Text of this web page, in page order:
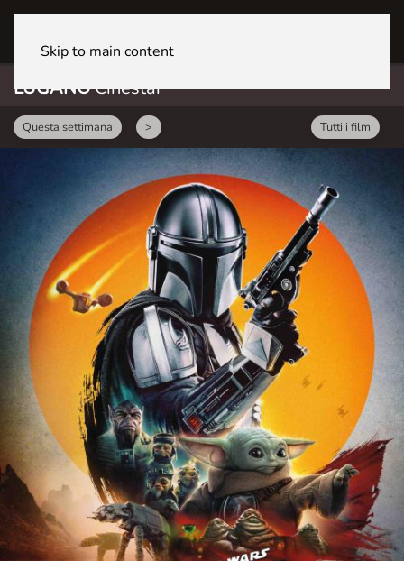
Skip to main content
LUGANOCinestar
Questa settimana > Tutti i film